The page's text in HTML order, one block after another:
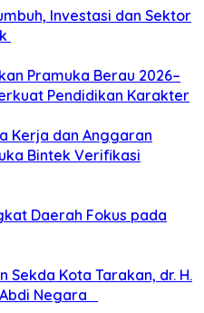
Investasi dan Sektor
Pramuka Berau 2026–
Pendidikan Karakter
Kerja dan Anggaran
Bintek Verifikasi
Daerah Fokus pada
Sekda Kota Tarakan, dr. H.
Abdi Negara